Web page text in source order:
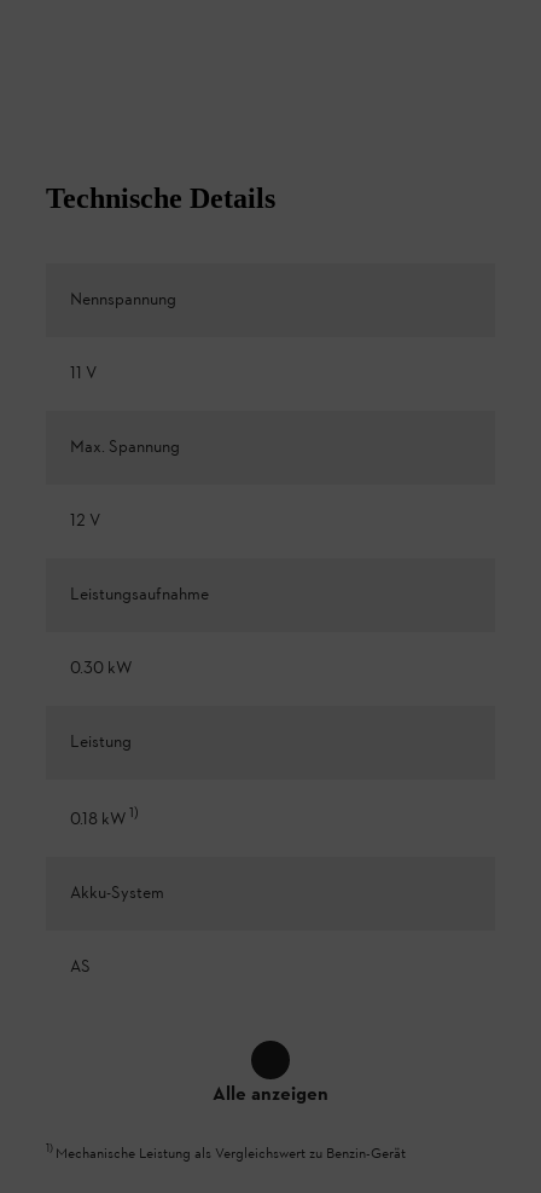
Technische Details
Nennspannung
11 V
Max. Spannung
12 V
Leistungsaufnahme
0.30 kW
Leistung
0.18 kW1)
Akku-System
AS
Alle anzeigen
1) Mechanische Leistung als Vergleichswert zu Benzin-Gerät